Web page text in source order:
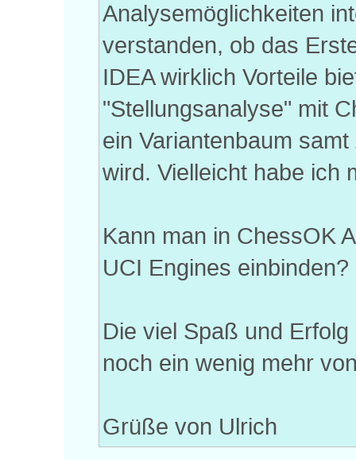
Analysemöglichkeiten
verstanden, ob das
IDEA wirklich Vorteile
"Stellungsanalyse" mit
ein Variantenbaum
wird. Vielleicht habe ich
Kann man in ChessOK
UCI Engines einbinden?
Die viel Spaß und
noch ein wenig mehr
Grüße von Ulrich